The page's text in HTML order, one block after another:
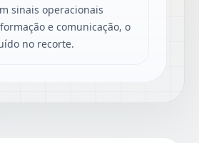
sinais operacionais
e comunicação, o
no recorte.